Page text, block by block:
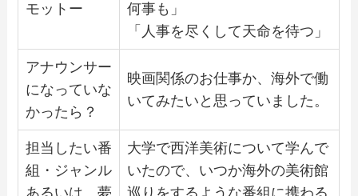
モットー
何事も」
「人事を尽くして天命を待つ」
アナウンサー
になっていな
かったら？
映画関係のお仕事か、海外で働
いてみたいと思っていました。
担当したい番
組・ジャンル
大学で西洋美術について学んで
いたので、いつか海外の美術館